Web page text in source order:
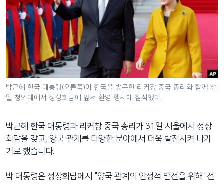
이
동
인
이
이
동
언어 선택
박근혜 한국 대통령(오른쪽)이 한국을 방문한 리커창 중국 총리와 함께 31
일 청와대에서 정상회담에 앞서 환영 행사에 참석했다.
박근혜 한국 대통령과 리커창 중국 총리가 31일 서울에서 정상
회담을 갖고, 양국 관계를 다양한 분야에서 더욱 발전시켜 나가
기로 했습니다.
박 대통령은 정상회담에서 "양국 관계의 안정적 발전을 위해 '전